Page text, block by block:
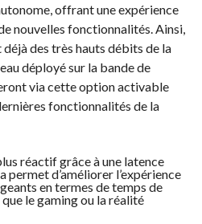
offrant une expérience
nouvelles fonctionnalités. Ainsi,
des très hauts débits de la
déployé sur la bande de
via cette option activable
fonctionnalités de la
réactif grâce à une latence
permet d’améliorer l’expérience
en termes de temps de
le gaming ou la réalité